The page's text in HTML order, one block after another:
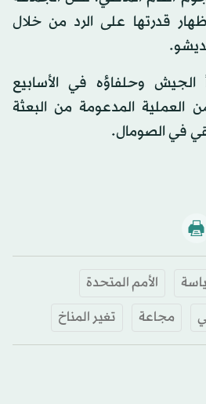
قدرتها على الرد من خلال
الجيش وحلفاؤه في الأسابيع
العملية المدعومة من البعثة
في الصومال.
الأمم المتحدة
مجاعة تغير المناخ